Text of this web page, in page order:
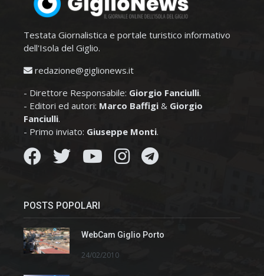
Testata Giornalistica e portale turistico informativo
dell'Isola del Giglio.
redazione@giglionews.it
- Direttore Responsabile: Giorgio Fanciulli.
- Editori ed autori: Marco Baffigi & Giorgio
Fanciulli.
- Primo inviato: Giuseppe Monti.
POSTS POPOLARI
WebCam Giglio Porto
24/02/2010